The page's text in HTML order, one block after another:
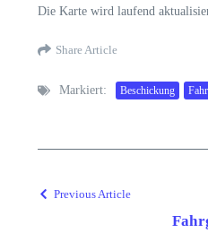
Die Karte wird laufend
Share Article
Markiert: Beschickung
Previous Article